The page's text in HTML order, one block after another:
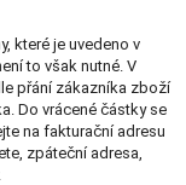
které je uvedeno v
to však nutné. V
přání zákazníka zboží
Do vrácené částky se
na fakturační adresu
zpáteční adresa,